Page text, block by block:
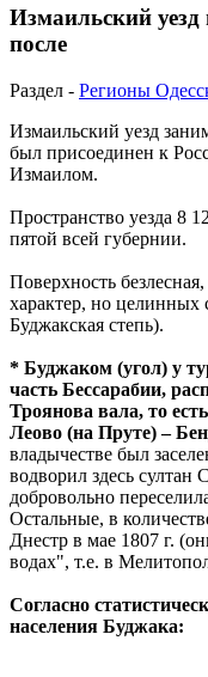
Измаильский
после
Раздел - Регионы
Измаильский уезд
был присоединен к
Измаилом.
Пространство уезда 8
пятой всей губернии.
Поверхность
характер, но целинных
Буджакская степь).
* Буджаком (угол) у
часть Бессарабии,
Троянова вала, то
Леово (на Пруте) –
владычестве был
водворил здесь султан
добровольно
Остальные, в
Днестр в мае 1807 г.
водах", т.е. в
Согласно
населения Буджака: